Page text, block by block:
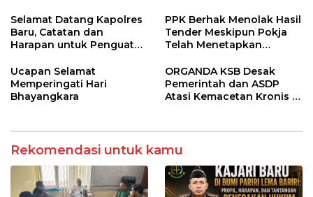
Tertentu
Selamat Datang Kapolres
Baru, Catatan dan
Harapan untuk Penguatan
PPK Berhak Menolak Hasil
Tender Meskipun Pokja
Telah Menetapkan
Ucapan Selamat
Memperingati Hari
Bhayangkara
ORGANDA KSB Desak
Pemerintah dan ASDP
Atasi Kemacetan Kronis di
Rekomendasi untuk kamu